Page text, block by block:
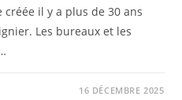
il y a plus de 30 ans
Les bureaux et les
16 DÉCEMBRE 2025